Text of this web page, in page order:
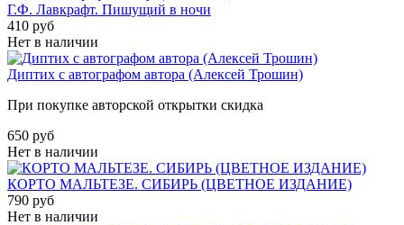
Г.Ф. Лавкрафт. Пишущий в ночи
410 руб
Нет в наличии
Диптих с автографом автора (Алексей Трошин)
При покупке авторской открытки скидка
650 руб
Нет в наличии
КОРТО МАЛЬТЕЗЕ. СИБИРЬ (ЦВЕТНОЕ ИЗДАНИЕ)
790 руб
Нет в наличии